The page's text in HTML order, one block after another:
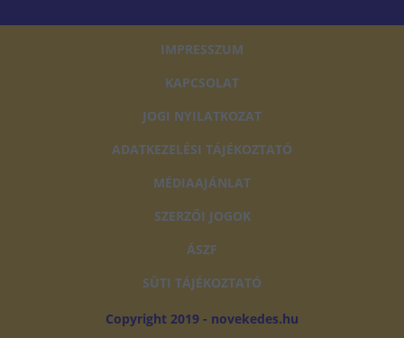
IMPRESSZUM
KAPCSOLAT
JOGI NYILATKOZAT
ADATKEZELÉSI TÁJÉKOZTATÓ
MÉDIAAJÁNLAT
SZERZŐI JOGOK
ÁSZF
SÜTI TÁJÉKOZTATÓ
Copyright 2019 - novekedes.hu